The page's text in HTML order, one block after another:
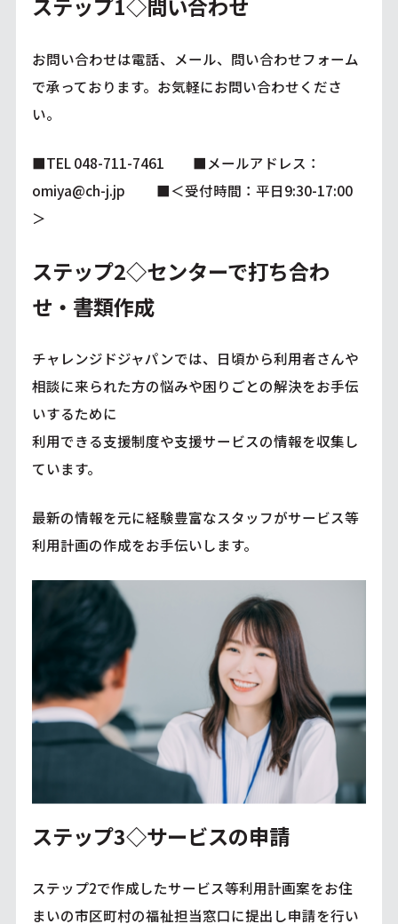
ステップ1◇問い合わせ
お問い合わせは電話、メール、問い合わせフォーム
で承っております。お気軽にお問い合わせくださ
い。
■TEL 048-711-7461 ■メールアドレス：
omiya@ch-j.jp ■＜受付時間：平日9:30-17:00
＞
ステップ2◇センターで打ち合わ
せ・書類作成
チャレンジドジャパンでは、日頃から利用者さんや
相談に来られた方の悩みや困りごとの解決をお手伝
いするために
利用できる支援制度や支援サービスの情報を収集し
ています。
最新の情報を元に経験豊富なスタッフがサービス等
利用計画の作成をお手伝いします。
ステップ3◇サービスの申請
ステップ2で作成したサービス等利用計画案をお住
まいの市区町村の福祉担当窓口に提出し申請を行い